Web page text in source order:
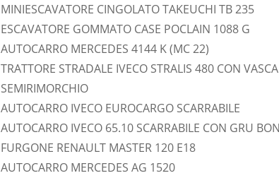
MINIESCAVATORE CINGOLATO TAKEUCHI TB 235
ESCAVATORE GOMMATO CASE POCLAIN 1088 G
AUTOCARRO MERCEDES 4144 K (MC 22)
TRATTORE STRADALE IVECO STRALIS 480 CON
SEMIRIMORCHIO
AUTOCARRO IVECO EUROCARGO SCARRABILE
AUTOCARRO IVECO 65.10 SCARRABILE CON GRU
FURGONE RENAULT MASTER 120 E18
AUTOCARRO MERCEDES AG 1520